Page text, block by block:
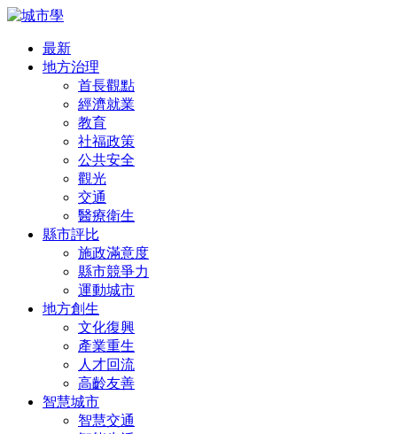
最新
地方治理
首長觀點
經濟就業
教育
社福政策
公共安全
觀光
交通
醫療衛生
縣市評比
施政滿意度
縣市競爭力
運動城市
地方創生
文化復興
產業重生
人才回流
高齡友善
智慧城市
智慧交通